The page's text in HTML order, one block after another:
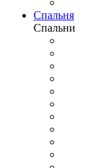
Спальня
Спальни